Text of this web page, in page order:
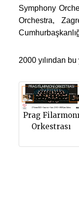
Symphony
Orchestra,
2000 yılından
Prag Filarmonı
Orkestrası